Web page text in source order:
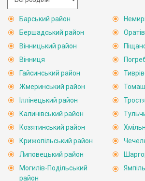
Барський район
Бершадський район
Вінницький район
Вінниця
Гайсинський район
Жмеринський район
Іллінецький район
Калинівський район
Козятинський район
Крижопільський район
Липовецький район
Могилів-Подільський
район